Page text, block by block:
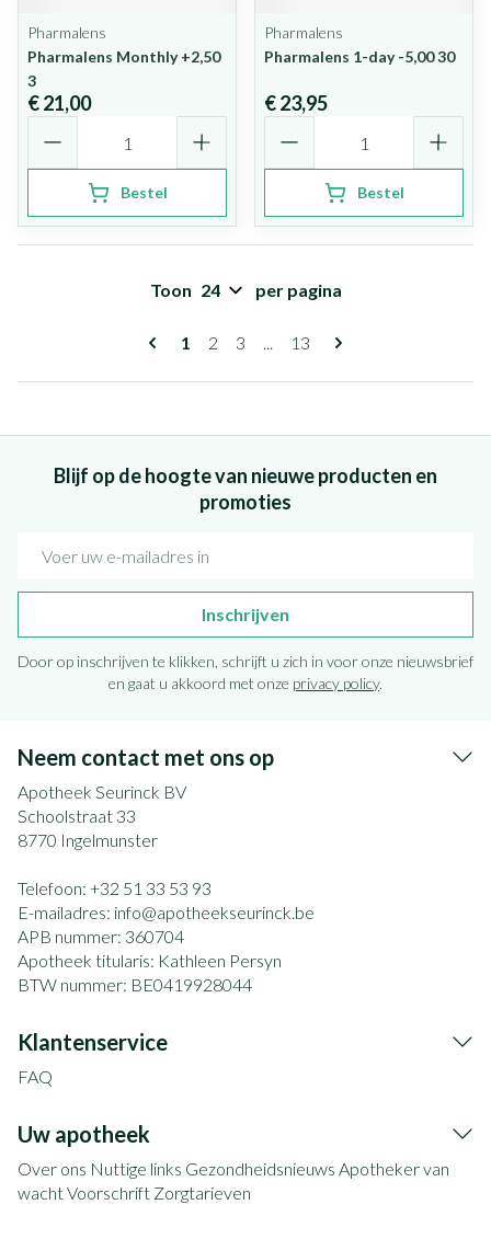
Pharmalens
Pharmalens Monthly +2,50
3
€ 21,00
Bestel
Pharmalens
Pharmalens 1-day -5,00 30
€ 23,95
Bestel
Pagina's
U lees momenteel pagina
1 Pagina
2 Pagina
3 ... Pagina
13
Toon per pagina
Blijf op de hoogte van nieuwe producten en
promoties
Inschrijven
Door op inschrijven te klikken, schrijft u zich in voor onze nieuwsbrief
en gaat u akkoord met onze privacy policy.
Neem contact met ons op
Apotheek Seurinck BV
Schoolstraat 33
8770 Ingelmunster
Telefoon: +32 51 33 53 93
E-mailadres: info@apotheekseurinck.be
APB nummer: 360704
Apotheek titularis: Kathleen Persyn
BTW nummer: BE0419928044
Klantenservice
FAQ
Uw apotheek
Over ons Nuttige links Gezondheidsnieuws Apotheker van
wachtVoorschrift Zorgtarieven